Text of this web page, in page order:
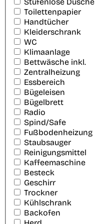
Toilettenpapier
Handtücher
Kleiderschrank
WC
Klimaanlage
Bettwäsche inkl.
Zentralheizung
Essbereich
Bügeleisen
Bügelbrett
Radio
Spind/Safe
Fußbodenheizung
Staubsauger
Reinigungsmittel
Kaffeemaschine
Besteck
Geschirr
Trockner
Kühlschrank
Backofen